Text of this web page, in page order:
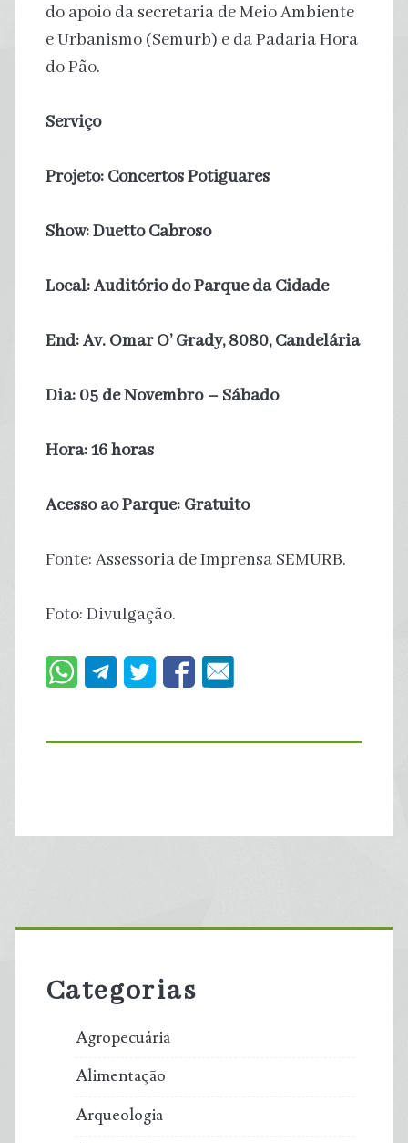
do apoio da secretaria de Meio Ambiente
e Urbanismo (Semurb) e da Padaria Hora
do Pão.
Serviço
Projeto: Concertos Potiguares
Show: Duetto Cabroso
Local: Auditório do Parque da Cidade
End: Av. Omar O’ Grady, 8080, Candelária
Dia: 05 de Novembro – Sábado
Hora: 16 horas
Acesso ao Parque: Gratuito
Fonte: Assessoria de Imprensa SEMURB.
Foto: Divulgação.
Primary
Sidebar
Categorias
Agropecuária
Alimentação
Arqueologia